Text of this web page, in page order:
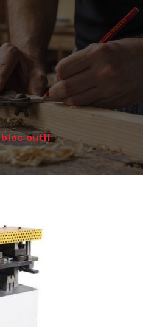
bloc outil